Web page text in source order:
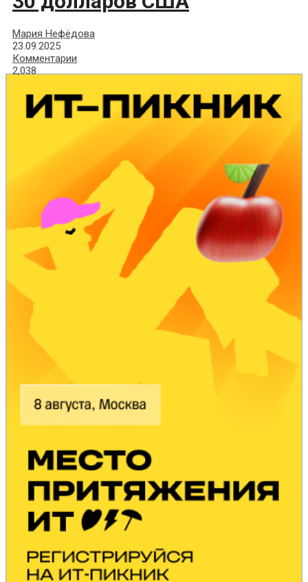
Мария Нефёдова
23.09.2025
Комментарии
2,038